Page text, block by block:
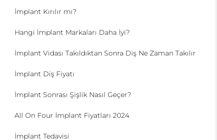
İmplant Kırılır mı?
Hangi İmplant Markaları Daha İyi?
İmplant Vidası Takıldıktan Sonra Diş Ne Zaman Takılır
İmplant Diş Fiyatı
İmplant Sonrası Şişlik Nasıl Geçer?
All On Four İmplant Fiyatları 2024
İmplant Tedavisi